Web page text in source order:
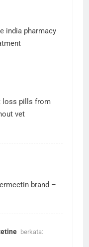
india pharmacy
loss pills from
vet
brand –
berkata: